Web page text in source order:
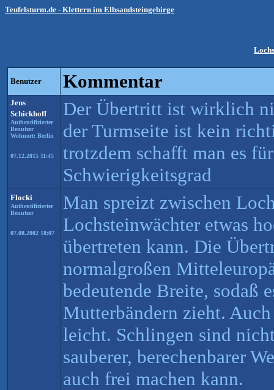
Teufelsturm.de - Klettern im Elbsandsteingebirge
Benutzer Kommentar
Jens
Schickhoff
Authentifizierter
Benutzer
Wohnort: Berlin
07.12.2015 11:45
Der Übertritt ist wirklich
der Turmseite ist kein
trotzdem schafft man es
Schwierigkeitsgrad
Flocki
Authentifizierter
Benutzer
07.08.2002 18:07
Man spreizt zwischen
Lochsteinwächter etwas
übertreten kann. Die
normalgroßen
bedeutende Breite, sodaß
Mutterbändern zieht.
leicht. Schlingen sind
sauberer, berechenbarer
auch frei machen kann.